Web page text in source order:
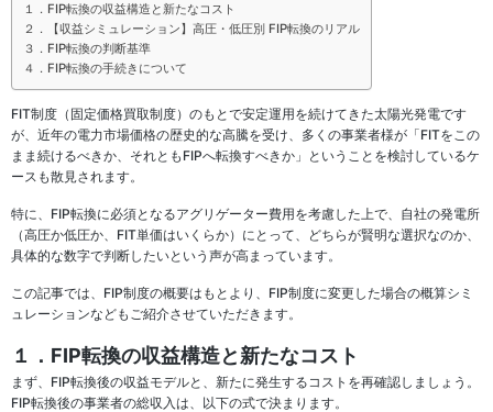
１．FIP転換の収益構造と新たなコスト
２．【収益シミュレーション】高圧・低圧別 FIP転換のリアル
３．FIP転換の判断基準
４．FIP転換の手続きについて
FIT制度（固定価格買取制度）のもとで安定運用を続けてきた太陽光発電です
が、近年の電力市場価格の歴史的な高騰を受け、多くの事業者様が「FITをこの
まま続けるべきか、それともFIPへ転換すべきか」ということを検討しているケ
ースも散見されます。
特に、FIP転換に必須となるアグリゲーター費用を考慮した上で、自社の発電所
（高圧か低圧か、FIT単価はいくらか）にとって、どちらが賢明な選択なのか、
具体的な数字で判断したいという声が高まっています。
この記事では、FIP制度の概要はもとより、FIP制度に変更した場合の概算シミ
ュレーションなどもご紹介させていただきます。
１．FIP転換の収益構造と新たなコスト
まず、FIP転換後の収益モデルと、新たに発生するコストを再確認しましょう。
FIP転換後の事業者の総収入は、以下の式で決まります。